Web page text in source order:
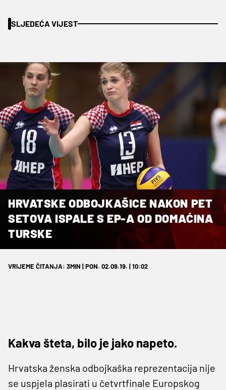
SLJEDEĆA VIJEST
HRVATSKE ODBOJKAŠICE NAKON PET
SETOVA ISPALE S EP-A OD DOMAĆINA
TURSKE
VRIJEME ČITANJA: 3MIN | PON. 02.09.19. | 10:02
Kakva šteta, bilo je jako napeto.
Hrvatska ženska odbojkaška reprezentacija nije
se uspjela plasirati u četvrtfinale Europskog